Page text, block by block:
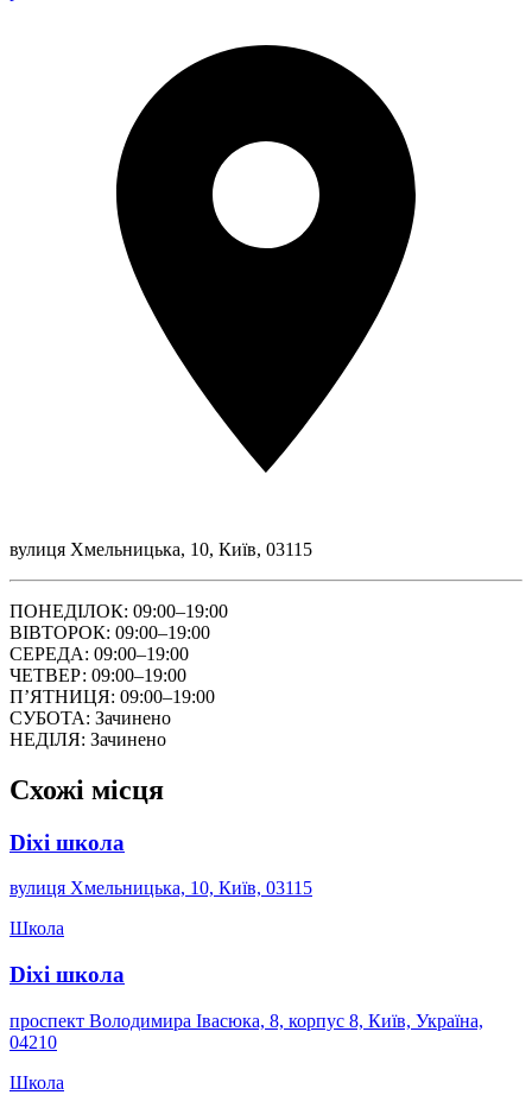
вулиця Хмельницька, 10, Київ, 03115
ПОНЕДІЛОК: 09:00–19:00
ВІВТОРОК: 09:00–19:00
СЕРЕДА: 09:00–19:00
ЧЕТВЕР: 09:00–19:00
ПʼЯТНИЦЯ: 09:00–19:00
СУБОТА: Зачинено
НЕДІЛЯ: Зачинено
Схожі місця
Dixi школа
вулиця Хмельницька, 10, Київ, 03115
Школа
Dixi школа
проспект Володимира Івасюка, 8, корпус 8, Київ, Україна,
04210
Школа